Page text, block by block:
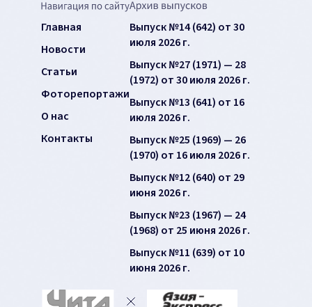
Главная
Новости
Статьи
Фоторепортажи
О нас
Контакты
Выпуск №14 (642) от 30
июля 2026 г.
Выпуск №27 (1971) — 28
(1972) от 30 июля 2026 г.
Выпуск №13 (641) от 16
июля 2026 г.
Выпуск №25 (1969) — 26
(1970) от 16 июля 2026 г.
Выпуск №12 (640) от 29
июня 2026 г.
Выпуск №23 (1967) — 24
(1968) от 25 июня 2026 г.
Выпуск №11 (639) от 10
июня 2026 г.